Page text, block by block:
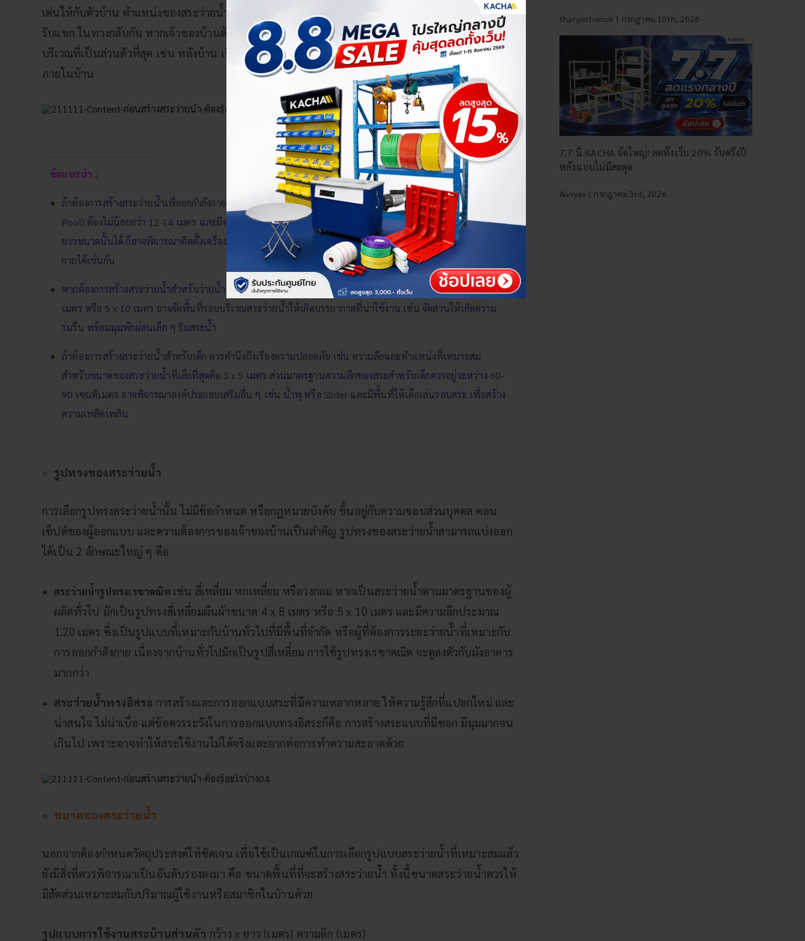
เด่นให้กับตัวบ้าน ตำแหน่งของสระว่ายน้ำ ควรอยู่ในบริเวณที่มองเห็นได้ง่าย เช่น หน้าบ้าน หรือห้อง
รับแขก ในทางกลับกัน หากเจ้าของบ้านต้องการความเป็นส่วนตัว อาจวางตำแหน่งของสระว่ายน้ำให้อยู่ใน
บริเวณที่เป็นส่วนตัวที่สุด เช่น หลังบ้าน เป็นต้น เพื่อสามารถใช้งานได้ตลอดเวลา แม้มีกิจกรรมอื่น ๆ
ภายในบ้าน
ข้อแนะนำ :
ถ้าต้องการสร้างสระว่ายน้ำเพื่ออกกำลังกายอย่างมีประสิทธิภาพ ความยาวของสระว่ายน้ำที่เหมาะสมกับการว่าย (Lap
Pool) ต้องไม่น้อยกว่า 12-14 เมตร และมีความกว้างไม่น้อยกว่า 3 เมตร แต่ถ้าไม่สามารถสร้างสระว่ายน้ำที่มีความ
ยาวขนาดนั้นได้ ก็อาจพิจารณาติดตั้งเครื่องพ่นกระแสน้ำที่ขอบสระ เพื่อว่ายทวนกระแสน้ำเสมือนเป็นการออกกำลัง
กายได้เช่นกัน
หากต้องการสร้างสระว่ายน้ำสำหรับว่ายน้ำหรือเล่นน้ำเพื่อความสนุกสนานเพลิดเพลิน ขนาดมาตรฐานคือ 4 x 8
เมตร หรือ 5 x 10 เมตร อาจจัดพื้นที่รอบบริเวณสระว่ายน้ำให้เกิดบรรยากาศที่น่าใช้งาน เช่น จัดสวนให้เกิดความ
ร่มรื่น พร้อมมุมพักผ่อนเล็ก ๆ ริมสระน้ำ
ถ้าต้องการสร้างสระว่ายน้ำสำหรับเด็ก ควรคำนึงถึงเรื่องความปลอดภัย เช่น ความลึกและตำแหน่งที่เหมาะสม
สำหรับขนาดของสระว่ายน้ำที่เล็กที่สุดคือ 3 x 5 เมตร ส่วนมาตรฐานความลึกของสระสำหรับเด็กควรอยู่ระหว่าง 60-
90 เซนติเมตร อาจพิจารณาองค์ประกอบเสริมอื่น ๆ เช่น น้ำพุ หรือ Slider และมีพื้นที่ให้เด็กเล่นรอบสระ เพื่อสร้าง
ความเพลิดเพลิน
รูปทรงของสระว่ายน้ำ
การเลือกรูปทรงสระว่ายน้ำนั้น ไม่มีข้อกำหนด หรือกฎหมายบังคับ ขึ้นอยู่กับความชอบส่วนบุคคล คอน
เซ็ปต์ของผู้ออกแบบ และความต้องการของเจ้าของบ้านเป็นสำคัญ รูปทรงของสระว่ายน้ำสามารถแบ่งออก
ได้เป็น 2 ลักษณะใหญ่ ๆ คือ
สระว่ายน้ำรูปทรงเรขาคณิต เช่น สี่เหลี่ยม หกเหลี่ยม หรือวงกลม หากเป็นสระว่ายน้ำตามมาตรฐานของผู้
ผลิตทั่วไป มักเป็นรูปทรงสี่เหลี่ยมผืนผ้าขนาด 4 x 8 เมตร หรือ 5 x 10 เมตร และมีความลึกประมาณ
1.20 เมตร ซึ่งเป็นรูปแบบที่เหมาะกับบ้านทั่วไปที่มีพื้นที่จำกัด หรือผู้ที่ต้องการระยะว่ายน้ำที่เหมาะกับ
การออกกำลังกาย เนื่องจากบ้านทั่วไปมักเป็นรูปสี่เหลี่ยม การใช้รูปทรงเรขาคณิต จะดูลงตัวกับผังอาคาร
มากกว่า
สระว่ายน้ำทรงอิสระ การสร้างและการออกแบบสระที่มีความหลากหลาย ให้ความรู้สึกที่แปลกใหม่ และ
น่าสนใจ ไม่น่าเบื่อ แต่ข้อควรระวังในการออกแบบทรงอิสระก็คือ การสร้างสระแบบที่มีซอก มีมุมมากจน
เกินไป เพราะอาจทำให้สระใช้งานไม่ได้จริงและยากต่อการทำความสะอาดด้วย
ขนาดของสระว่ายน้ำ
นอกจากต้องกำหนดวัตถุประสงค์ให้ชัดเจน เพื่อใช้เป็นเกณฑ์ในการเลือกรูปแบบสระว่ายน้ำที่เหมาะสมแล้ว
ยังมีสิ่งที่ควรพิจารณาเป็นอันดับรองลงมา คือ ขนาดพื้นที่ที่จะสร้างสระว่ายน้ำ ทั้งนี้ขนาดสระว่ายน้ำควรให้
มีสัดส่วนเหมาะสมกับปริมาณผู้ใช้งานหรือสมาชิกในบ้านด้วย
รูปแบบการใช้งานสระบ้านส่วนตัว กว้าง x ยาว (เมตร) ความลึก (เมตร)
thanyachanok | กรกฎาคม 10th, 2026
7.7 นี้ KACHA จัดใหญ่! ลดทั้งเว็บ 20% รับครึ่งปี
หลังแบบไม่มีสะดุด
Aunyaa | กรกฎาคม 3rd, 2026